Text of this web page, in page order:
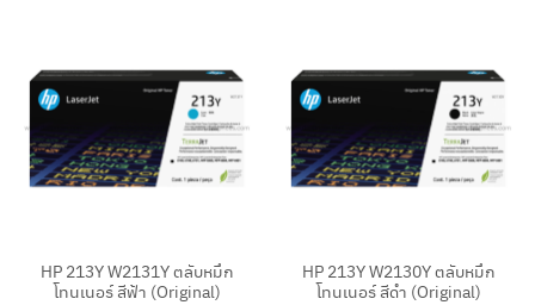
HP 213Y W2131Y ตลับหมึก
โทนเนอร์ สีฟ้า (Original)
HP 213Y W2130Y ตลับหมึก
โทนเนอร์ สีดำ (Original)